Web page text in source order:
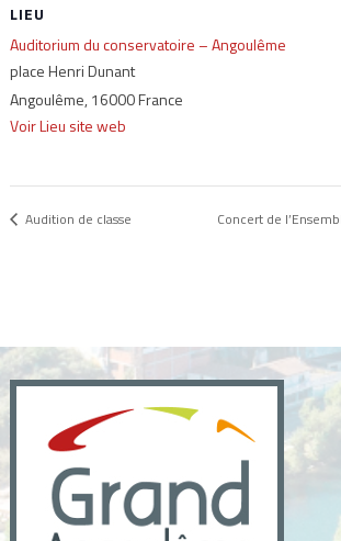
LIEU
Auditorium du conservatoire – Angoulême
place Henri Dunant
Angoulême,16000France
Voir Lieu site web
Audition de classe Concert de